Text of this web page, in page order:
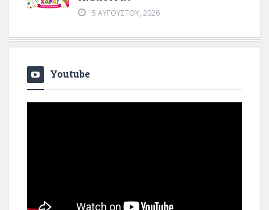
5 ΑΥΓΟΎΣΤΟΥ, 2026
Youtube